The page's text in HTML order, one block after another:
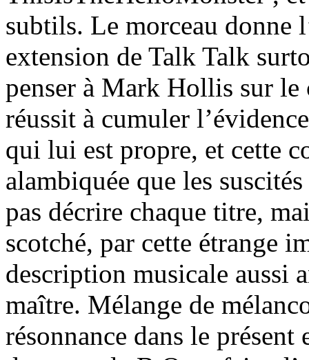
subtils. Le morceau donne
extension de Talk Talk
penser à Mark Hollis sur
réussit à cumuler
qui lui est propre, et cette
alambiquée que les
pas décrire chaque titre,
scotché, par cette étrange
description musicale aussi
maître. Mélange de
résonnance dans le